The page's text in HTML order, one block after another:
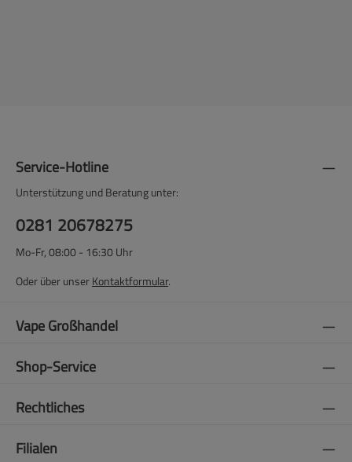
Service-Hotline
Unterstützung und Beratung unter:
0281 20678275
Mo-Fr, 08:00 - 16:30 Uhr
Oder über unserKontaktformular.
Vape Großhandel
Shop-Service
Rechtliches
Filialen